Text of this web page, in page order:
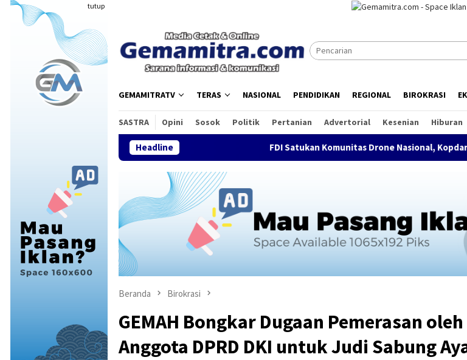
Loncat
tutup
GEMAMITRATV TERAS NASIONAL PENDIDIKAN REGIONAL BIROKRASI
SASTRA Opini Sosok Politik Pertanian Advertorial Kesenian Hiburan
Headline FDI Satukan Komunitas Drone Nasional, Kopdar Perdana
Beranda Birokrasi
GEMAH Bongkar Dugaan Pemerasan oleh
Anggota DPRD DKI untuk Judi Sabung